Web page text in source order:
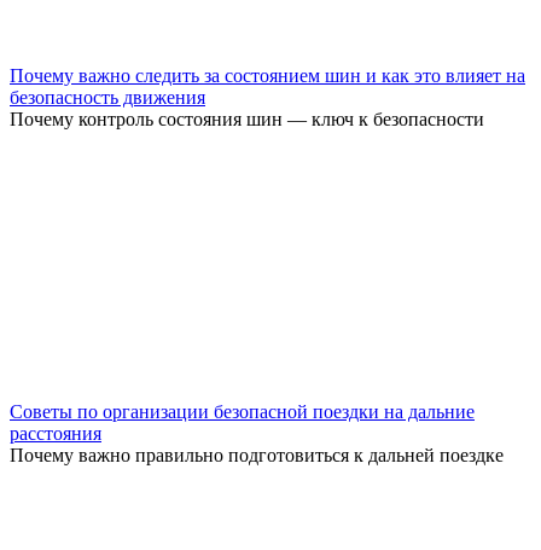
Почему важно следить за состоянием шин и как это влияет на
безопасность движения
Почему контроль состояния шин — ключ к безопасности
Советы по организации безопасной поездки на дальние
расстояния
Почему важно правильно подготовиться к дальней поездке